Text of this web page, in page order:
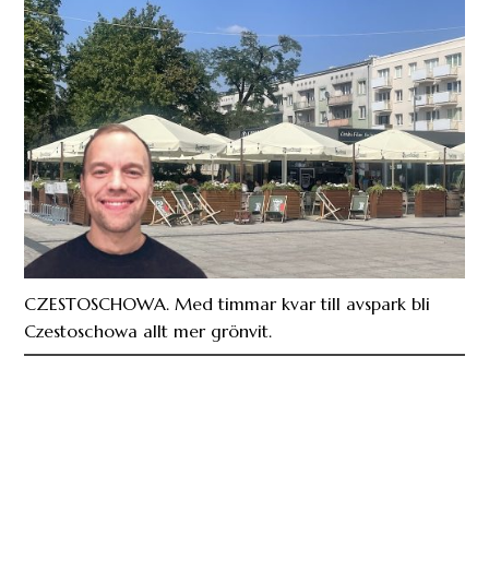
CZESTOSCHOWA. Med timmar kvar till avspark bli
Czestoschowa allt mer grönvit.